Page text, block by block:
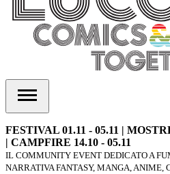
FESTIVAL 01.11 - 05.11 |
| CAMPFIRE 14.10 - 05.11
IL COMMUNITY EVENT DEDICATO A
NARRATIVA FANTASY, MANGA, ANIME,